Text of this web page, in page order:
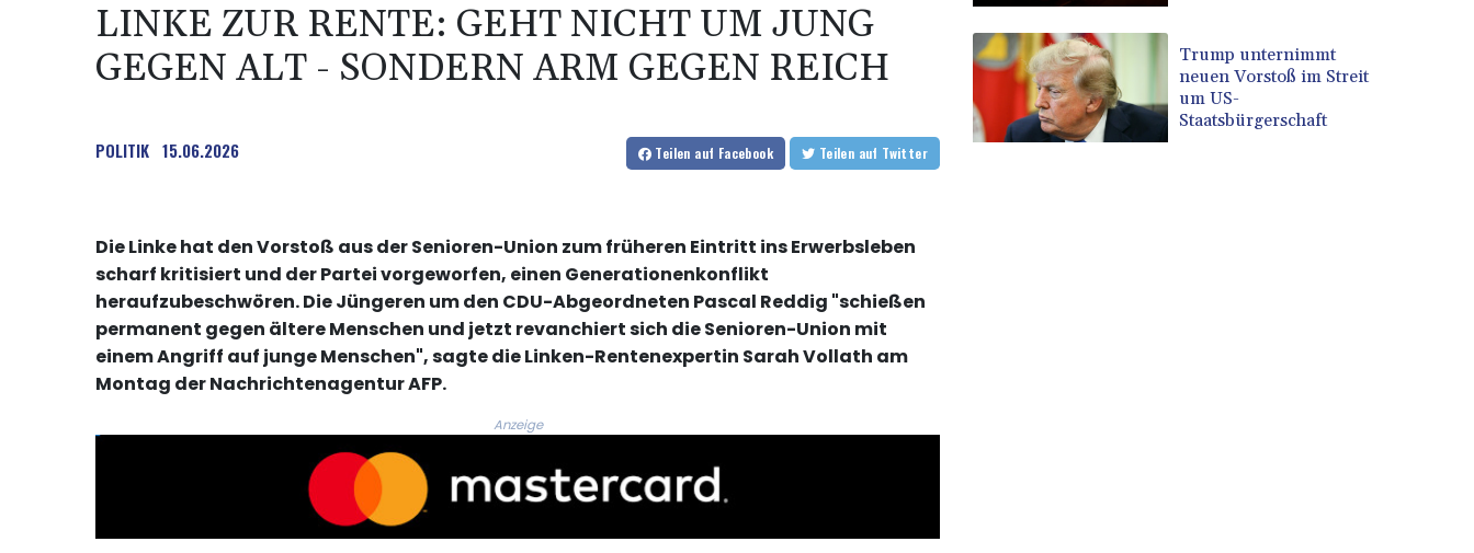
LINKE ZUR RENTE: GEHT NICHT UM JUNG
GEGEN ALT - SONDERN ARM GEGEN REICH
POLITIK 15.06.2026 Teilen auf Facebook Teilen auf Twitter
Die Linke hat den Vorstoß aus der Senioren-Union zum früheren Eintritt ins Erwerbsleben
scharf kritisiert und der Partei vorgeworfen, einen Generationenkonflikt
heraufzubeschwören. Die Jüngeren um den CDU-Abgeordneten Pascal Reddig "schießen
permanent gegen ältere Menschen und jetzt revanchiert sich die Senioren-Union mit
einem Angriff auf junge Menschen", sagte die Linken-Rentenexpertin Sarah Vollath am
Montag der Nachrichtenagentur AFP.
Anzeige
Trump unternimmt
neuen Vorstoß im Streit
um US-
Staatsbürgerschaft